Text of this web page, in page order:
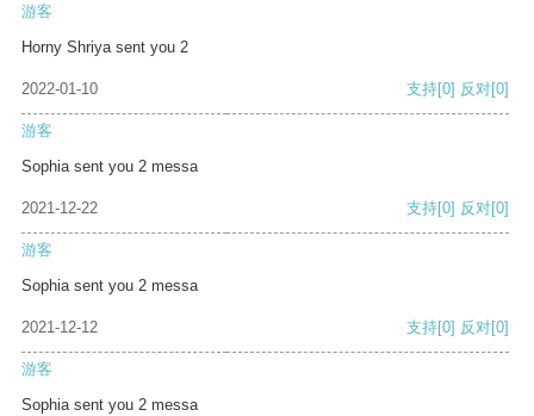
游客
Horny Shriya sent you 2
2022-01-10 支持[0] 反对[0]
游客
Sophia sent you 2 messa
2021-12-22 支持[0] 反对[0]
游客
Sophia sent you 2 messa
2021-12-12 支持[0] 反对[0]
游客
Sophia sent you 2 messa